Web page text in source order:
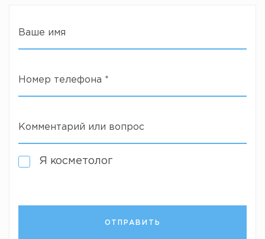
Ваше имя
Номер телефона *
Комментарий или вопрос
Я косметолог